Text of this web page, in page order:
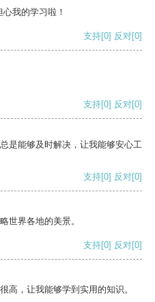
我的学习啦！
支持[0] 反对[0]
支持[0] 反对[0]
是能够及时解决，让我能够安心工
支持[0] 反对[0]
世界各地的美景。
支持[0] 反对[0]
高，让我能够学到实用的知识。